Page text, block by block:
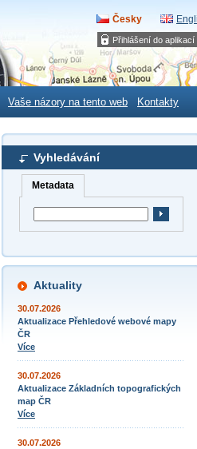
Přihlášení do aplikací
Česky
Vaše názory na tento web Kontakty
Vyhledávání
Metadata
Aktuality
30.07.2026
Aktualizace Přehledové webové mapy
ČR
Více
30.07.2026
Aktualizace Základních topografických
map ČR
Více
30.07.2026